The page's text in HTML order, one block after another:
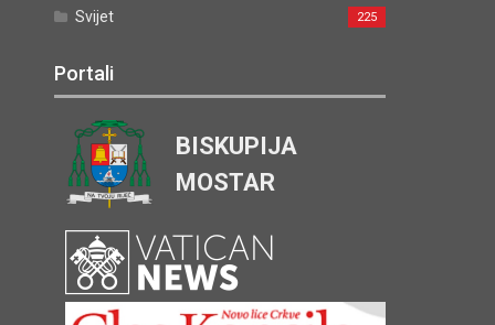
Svijet 225
Portali
BISKUPIJA
MOSTAR